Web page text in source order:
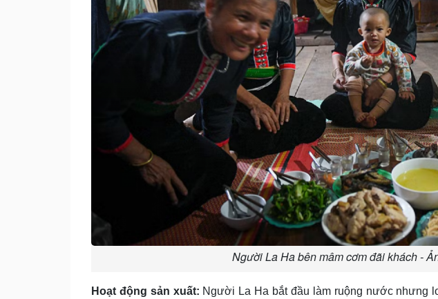
Người La Ha bên mâm cơm đãi khách -
Hoạt động sản xuất: Người La Ha bắt đầu làm ruộng nước nhưng